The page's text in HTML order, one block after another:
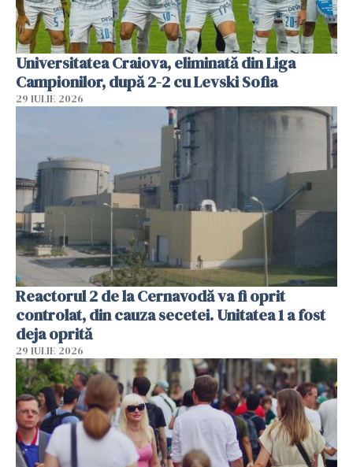
Universitatea Craiova, eliminată din Liga
Campionilor, după 2-2 cu Levski Sofia
29 IULIE 2026
Reactorul 2 de la Cernavodă va fi oprit
controlat, din cauza secetei. Unitatea 1 a fost
deja oprită
29 IULIE 2026